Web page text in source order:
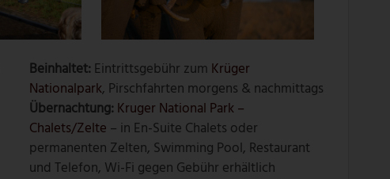
Beinhaltet:Eintrittsgebühr zum Krüger
Nationalpark, Pirschfahrten morgens & nachmittags
Übernachtung:Kruger National Park –
Chalets/Zelte – in En-Suite Chalets oder
permanenten Zelten, Swimming Pool, Restaurant
und Telefon, Wi-Fi gegen Gebühr erhältlich